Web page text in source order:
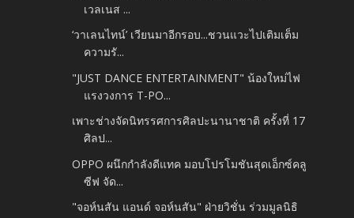
เวลเนส ...
‘วาเลนไทน์’ เวียนมาอีกรอบ...ชวนแวะไปเติมเต็ม
ความรั...
"JUST DANCE ENTERTAINMENT" น้องใหม่ไฟ
แรงวงการ T-PO...
เพาะช่างจัดนิทรรศการศิลปะนานาชาติ ครั้งที่ 17
ศิลป...
OPPO ผนึกกำลังดีแทค มอบโปรโมชันสุดเอ็กซ์คลู
ซีฟ จัด...
"จอห์นสัน แอนด์ จอห์นสัน" ฝ่ายวิชั่น ร่วมมูลนิธิ